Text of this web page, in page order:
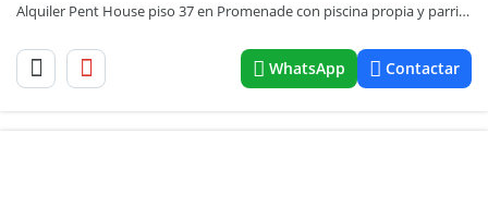
Alquiler Pent House piso 37 en Promenade con piscina propia y parrilla !
WhatsApp Contactar